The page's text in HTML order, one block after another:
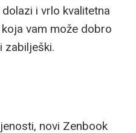
i vrlo kvalitetna
vam može dobro
zabilješki.
novi Zenbook